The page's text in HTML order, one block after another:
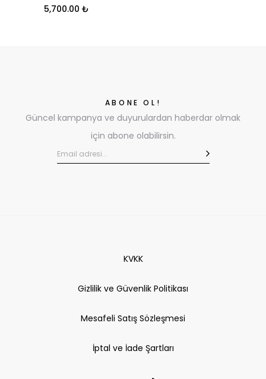
5,700.00 ₺
ABONE OL!
Güncel kampanya ve duyurulardan haberdar olmak
için abone olabilirsin.
KVKK
Gizlilik ve Güvenlik Politikası
Mesafeli Satış Sözleşmesi
İptal ve İade Şartları